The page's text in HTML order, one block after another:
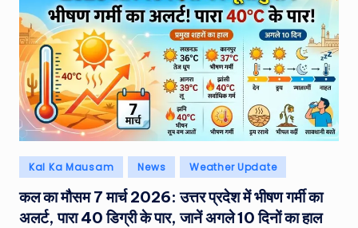
Posted
in
Kal Ka Mausam News Weather Update
कल का मौसम 7 मार्च 2026: उत्तर प्रदेश में भीषण गर्मी का
अलर्ट, पारा 40 डिग्री के पार, जानें अगले 10 दिनों का हाल